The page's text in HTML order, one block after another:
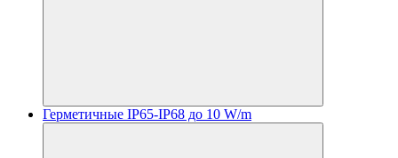
Герметичные IP65-IP68 до 10 W/m